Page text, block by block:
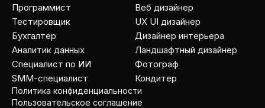
Программист
Тестировщик
Бухгалтер
Аналитик данных
Специалист по ИИ
SMM-специалист
Веб дизайнер
UX UI дизайнер
Дизайнер интерьера
Ландшафтный дизайнер
Фотограф
Кондитер
Пользовательское соглашение
Политика конфиденциальности